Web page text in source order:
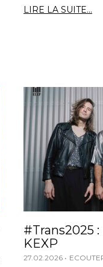
LIRE LA SUITE...
#Trans2025
KEXP
27.02.2026